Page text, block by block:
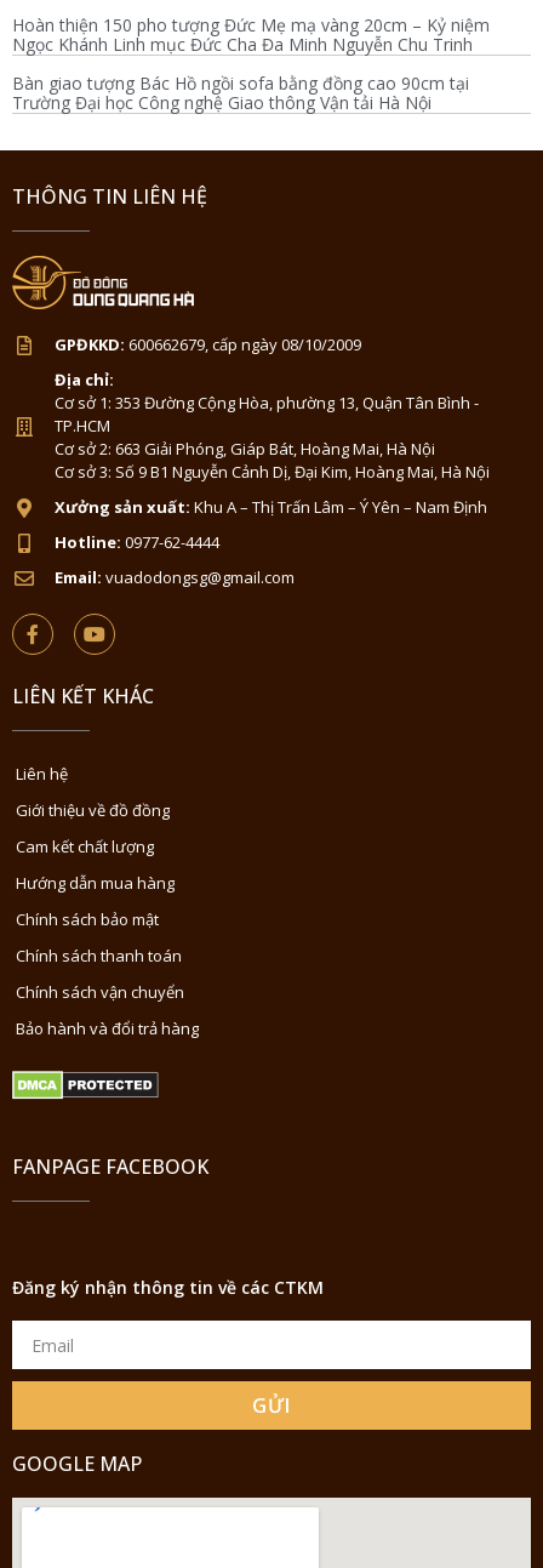
Hoàn thiện 150 pho tượng Đức Mẹ mạ vàng 20cm – Kỷ niệm
Ngọc Khánh Linh mục Đức Cha Đa Minh Nguyễn Chu Trinh
Bàn giao tượng Bác Hồ ngồi sofa bằng đồng cao 90cm tại
Trường Đại học Công nghệ Giao thông Vận tải Hà Nội
THÔNG TIN LIÊN HỆ
GPĐKKD: 600662679, cấp ngày 08/10/2009
Địa chỉ:
Cơ sở 1: 353 Đường Cộng Hòa, phường 13, Quận Tân Bình -
TP.HCM
Cơ sở 2: 663 Giải Phóng, Giáp Bát, Hoàng Mai, Hà Nội
Cơ sở 3: Số 9 B1 Nguyễn Cảnh Dị, Đại Kim, Hoàng Mai, Hà Nội
Xưởng sản xuất: Khu A – Thị Trấn Lâm – Ý Yên – Nam Định
Hotline: 0977-62-4444
Email: vuadodongsg@gmail.com
LIÊN KẾT KHÁC
Liên hệ
Giới thiệu về đồ đồng
Cam kết chất lượng
Hướng dẫn mua hàng
Chính sách bảo mật
Chính sách thanh toán
Chính sách vận chuyển
Bảo hành và đổi trả hàng
FANPAGE FACEBOOK
Đăng ký nhận thông tin về các CTKM
GỬI
GOOGLE MAP